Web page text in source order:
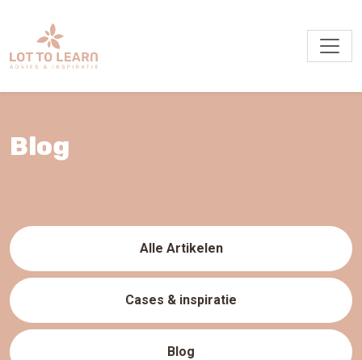
Blog
Alle Artikelen
Cases & inspiratie
Blog